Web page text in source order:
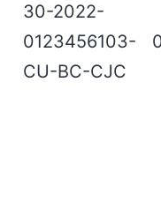
30-2022-
0123456103-
CU-BC-CJC